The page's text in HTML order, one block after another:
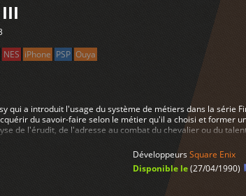
NES iPhone PSP Ouya
qui a introduit l'usage du système de métiers dans la série
du savoir-faire selon le métier qu'il a choisi et former
de l'érudit, de l'adresse au combat du chevalier ou du
monde ludique immense à explorer, avec des donjons
le héros et ses compagnons dans une épopée
DéveloppeursSquare Enix
Disponible le(27/04/1990)